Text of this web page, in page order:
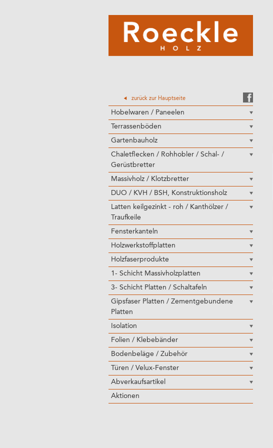
zurück zur Hauptseite
Hobelwaren / Paneelen
Terrassenböden
Gartenbauholz
Chaletflecken / Rohhobler / Schal- /
Gerüstbretter
Massivholz / Klotzbretter
DUO / KVH / BSH, Konstruktionsholz
Latten keilgezinkt - roh / Kanthölzer /
Traufkeile
Fensterkanteln
Holzwerkstoffplatten
Holzfaserprodukte
1- Schicht Massivholzplatten
3- Schicht Platten / Schaltafeln
Gipsfaser Platten / Zementgebundene
Platten
Isolation
Folien / Klebebänder
Bodenbeläge / Zubehör
Türen / Velux-Fenster
Abverkaufsartikel
Aktionen